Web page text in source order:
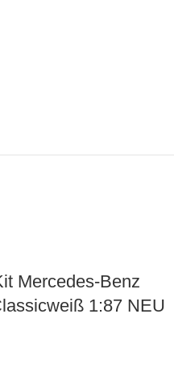
Mercedes-Benz
1:87 NEU